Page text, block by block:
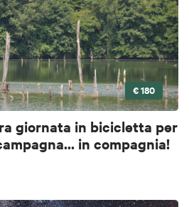
€ 180
giornata in bicicletta per
in compagnia!